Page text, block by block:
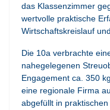
das Klassenzimmer
wertvolle praktische
Wirtschaftskreislauf
Die 10a verbrachte
nahegelegenen
Engagement ca. 350
eine regionale Firma
abgefüllt in praktischen